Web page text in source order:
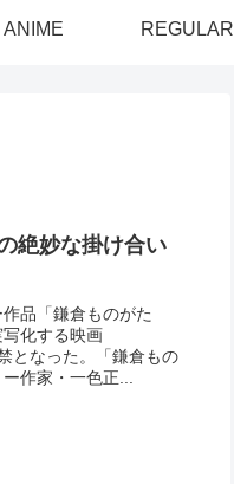
ANIME REGULAR
絶妙な掛け合い
品「鎌倉ものがた
化する映画
となった。「鎌倉もの
作家・一色正...